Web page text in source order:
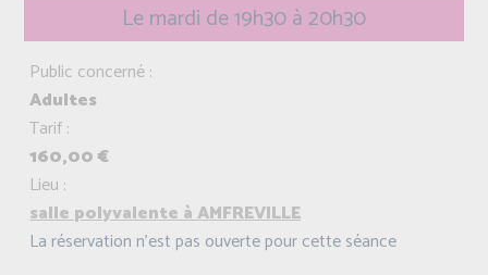
Le mardi de 19h30 à 20h30
Public concerné :
Adultes
Tarif :
160,00 €
Lieu :
salle polyvalente à AMFREVILLE
La réservation n'est pas ouverte pour cette séance